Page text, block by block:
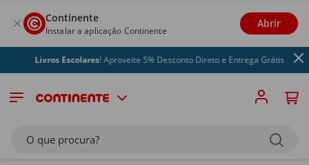
Continente
Instalar a aplicação Continente
Abrir
Livros Escolares! Aproveite 5% Desconto Direto e Entrega Grátis
O que procura?